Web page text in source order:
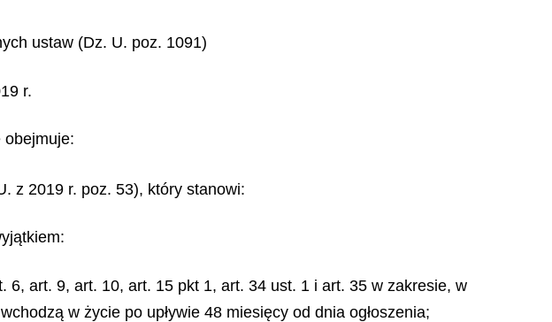
ustaw (Dz. U. poz. 1091)
r.
obejmuje:
z 2019 r. poz. 53), który stanowi:
art. 9, art. 10, art. 15 pkt 1, art. 34 ust. 1 i art. 35 w zakresie, w
w życie po upływie 48 miesięcy od dnia ogłoszenia;